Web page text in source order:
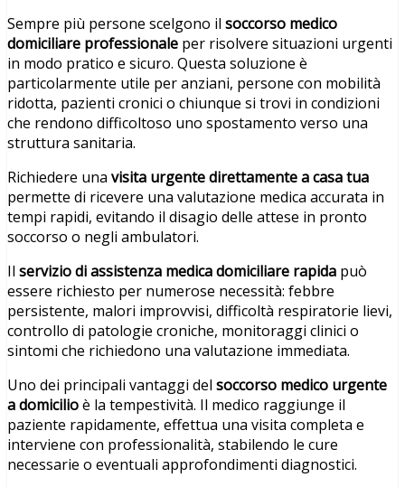
Sempre più persone scelgono il soccorso medico
domiciliare professionale per risolvere situazioni urgenti
in modo pratico e sicuro. Questa soluzione è
particolarmente utile per anziani, persone con mobilità
ridotta, pazienti cronici o chiunque si trovi in condizioni
che rendono difficoltoso uno spostamento verso una
struttura sanitaria.
Richiedere una visita urgente direttamente a casa tua
permette di ricevere una valutazione medica accurata in
tempi rapidi, evitando il disagio delle attese in pronto
soccorso o negli ambulatori.
Il servizio di assistenza medica domiciliare rapida può
essere richiesto per numerose necessità: febbre
persistente, malori improvvisi, difficoltà respiratorie lievi,
controllo di patologie croniche, monitoraggi clinici o
sintomi che richiedono una valutazione immediata.
Uno dei principali vantaggi del soccorso medico urgente
a domicilioè la tempestività. Il medico raggiunge il
paziente rapidamente, effettua una visita completa e
interviene con professionalità, stabilendo le cure
necessarie o eventuali approfondimenti diagnostici.